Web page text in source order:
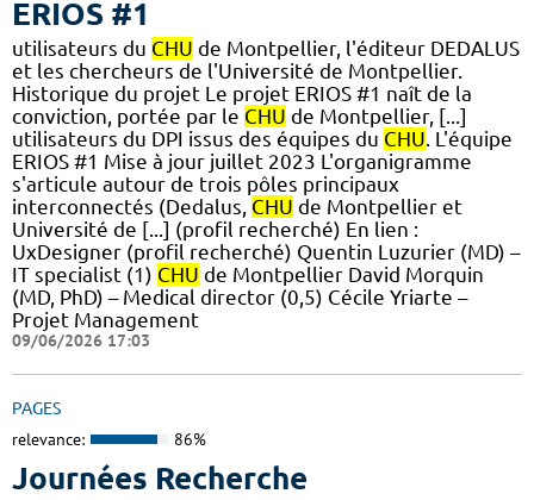
ERIOS #1
utilisateurs du CHU de Montpellier, l'éditeur DEDALUS
et les chercheurs de l'Université de Montpellier.
Historique du projet Le projet ERIOS #1 naît de la
conviction, portée par le CHU de Montpellier, [...]
utilisateurs du DPI issus des équipes du CHU . L'équipe
ERIOS #1 Mise à jour juillet 2023 L'organigramme
s'articule autour de trois pôles principaux
interconnectés (Dedalus, CHU de Montpellier et
Université de [...] (profil recherché) En lien :
UxDesigner (profil recherché) Quentin Luzurier (MD) –
IT specialist (1) CHU de Montpellier David Morquin
(MD, PhD) – Medical director (0,5) Cécile Yriarte –
Projet Management
09/06/2026 17:03
PAGES
relevance: 86%
Journées Recherche